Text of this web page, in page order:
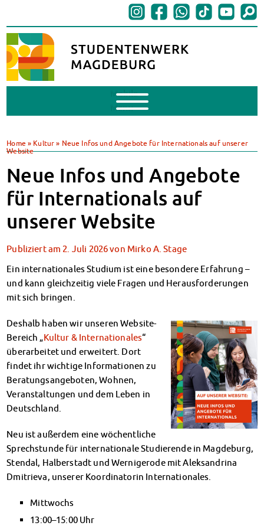
Mobile
Menu
BAföG beantragen
BAföG-FAQs
Dokumente
BAföG-Sprechstunden
Kredite & Stipendien
Mensen & Cafeterien
Klimabewusst essen
Mensa-FAQs
CampusCatering
AnsprechpartnerInnen
Wohnen
Wohnheime im Überblick
Wohnheime in Magdeburg
Wohnheime in Wernigerode
Wohnheimantrag & -service
Wohnheimtutoren
Schadensmeldung
Wohnen-FAQ
Dokumente
Soziales & Beratung
Sozialberatung
Home » Kultur » Neue Infos und Angebote für Internationals auf unserer
Website
Neue Infos und Angebote
für Internationals auf
unserer Website
Publiziert am 2. Juli 2026von Mirko A. Stage
Ein internationales Studium ist eine besondere Erfahrung –
und kann gleichzeitig viele Fragen und Herausforderungen
mit sich bringen.
Deshalb haben wir unseren Website-
Bereich „Kultur & Internationales“
überarbeitet und erweitert. Dort
findet ihr wichtige Informationen zu
Beratungsangeboten, Wohnen,
Veranstaltungen und dem Leben in
Deutschland.
Neu ist außerdem eine wöchentliche
Sprechstunde für internationale Studierende in Magdeburg,
Stendal, Halberstadt und Wernigerode mit Aleksandrina
Dmitrieva, unserer Koordinatorin Internationales.
Mittwochs
13:00–15:00 Uhr